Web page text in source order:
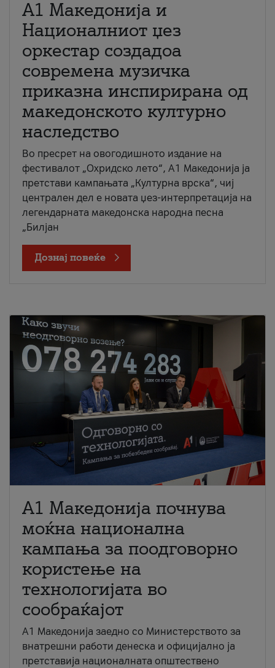
А1 Македонија и
Националниот џез
оркестар создадоа
современа музичка
приказна инспирирана од
македонското културно
наследство
Во пресрет на овогодишното издание на
фестивалот „Охридско лето“, А1 Македонија ја
претстави кампањата „Културна врска“, чиј
централен дел е новата џез-интерпретација на
легендарната македонска народна песна
„Билјан
Дознај повеќе
A1 Македонија почнува
моќна национална
кампања за поодговорно
користење на
технологијата во
сообраќајот
A1 Македонија заедно со Министерството за
внатрешни работи денеска и официјално ја
претставија националната општествено